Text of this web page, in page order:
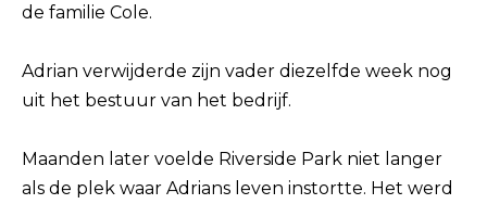
de familie Cole.
Adrian verwijderde zijn vader diezelfde week nog
uit het bestuur van het bedrijf.
Maanden later voelde Riverside Park niet langer
als de plek waar Adrians leven instortte. Het werd